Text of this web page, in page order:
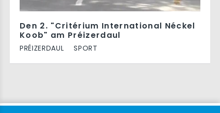
Den 2. "Critérium International Néckel
Koob" am Préizerdaul
PRÉIZERDAUL SPORT